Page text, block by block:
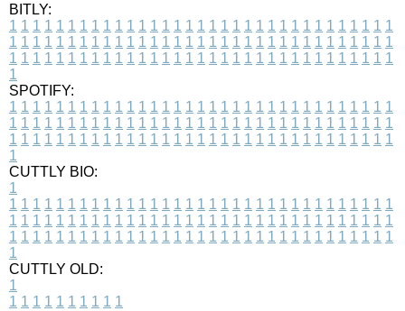
BITLY:
1 1 1 1 1 1 1 1 1 1 1 1 1 1 1 1 1 1 1 1 1 1 1 1 1 1 1 1 1 1 1 1 1
1 1 1 1 1 1 1 1 1 1 1 1 1 1 1 1 1 1 1 1 1 1 1 1 1 1 1 1 1 1 1 1 1
1 1 1 1 1 1 1 1 1 1 1 1 1 1 1 1 1 1 1 1 1 1 1 1 1 1 1 1 1 1 1 1 1
1
SPOTIFY:
1 1 1 1 1 1 1 1 1 1 1 1 1 1 1 1 1 1 1 1 1 1 1 1 1 1 1 1 1 1 1 1 1
1 1 1 1 1 1 1 1 1 1 1 1 1 1 1 1 1 1 1 1 1 1 1 1 1 1 1 1 1 1 1 1 1
1 1 1 1 1 1 1 1 1 1 1 1 1 1 1 1 1 1 1 1 1 1 1 1 1 1 1 1 1 1 1 1 1
1
CUTTLY BIO:
1
1 1 1 1 1 1 1 1 1 1 1 1 1 1 1 1 1 1 1 1 1 1 1 1 1 1 1 1 1 1 1 1 1
1 1 1 1 1 1 1 1 1 1 1 1 1 1 1 1 1 1 1 1 1 1 1 1 1 1 1 1 1 1 1 1 1
1 1 1 1 1 1 1 1 1 1 1 1 1 1 1 1 1 1 1 1 1 1 1 1 1 1 1 1 1 1 1 1 1
1
CUTTLY OLD:
1
1 1 1 1 1 1 1 1 1 1